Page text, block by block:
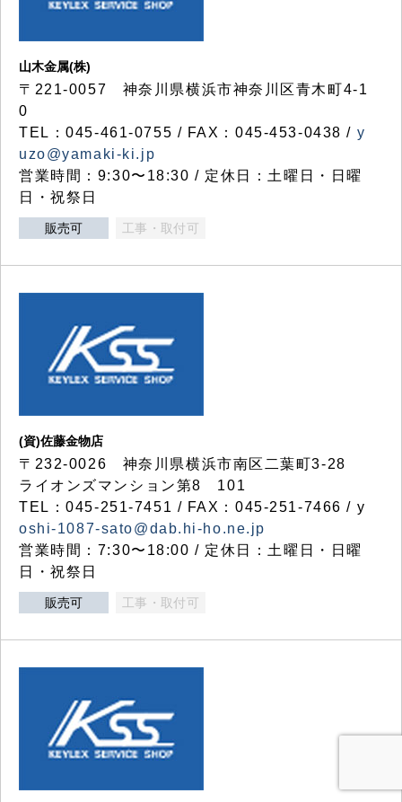
山木金属(株)
〒221-0057 神奈川県横浜市神奈川区青木町4-1
0
TEL：045-461-0755 / FAX：045-453-0438 / y
uzo@yamaki-ki.jp
営業時間：9:30〜18:30 / 定休日：土曜日・日曜
日・祝祭日
販売可 工事・取付可
(資)佐藤金物店
〒232-0026 神奈川県横浜市南区二葉町3-28
ライオンズマンション第8 101
TEL：045-251-7451 / FAX：045-251-7466 / y
oshi-1087-sato@dab.hi-ho.ne.jp
営業時間：7:30〜18:00 / 定休日：土曜日・日曜
日・祝祭日
販売可 工事・取付可